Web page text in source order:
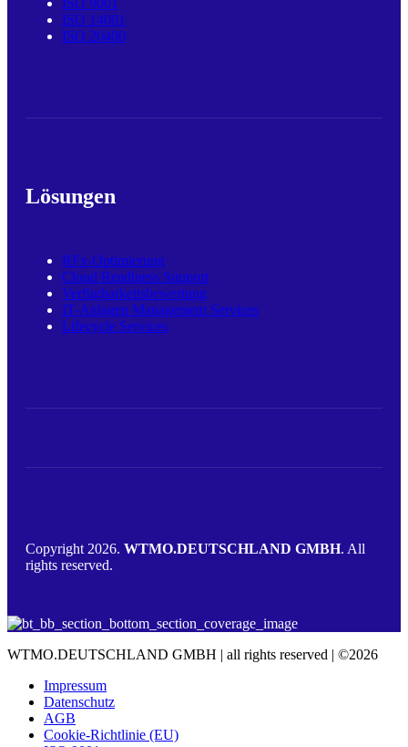
ISO 14001
ISO 20400
Lösungen
RFx-Optimierung
Cloud Readiness Support
Verfügbarkeitsbewertung
IT-Anlagen Management Services
Lifecycle Services
Copyright 2026. WTMO.DEUTSCHLAND GMBH. All
rights reserved.
WTMO.DEUTSCHLAND GMBH | all rights reserved | ©2026
Impressum
Datenschutz
AGB
Cookie-Richtlinie (EU)